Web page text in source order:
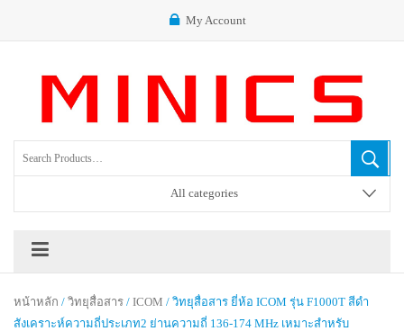
My Account
All categories
หน้าหลัก / วิทยุสื่อสาร / ICOM / วิทยุสื่อสาร ยี่ห้อ ICOM รุ่น F1000T สีดำ
สังเคราะห์ความถี่ประเภท2 ย่านความถี่ 136-174 MHz เหมาะสำหรับ